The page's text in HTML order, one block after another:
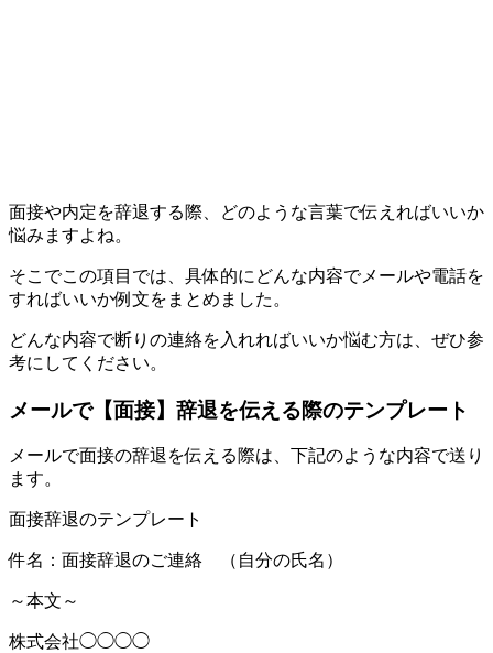
面接や内定を辞退する際、どのような言葉で伝えればいいか
悩みますよね。
そこでこの項目では、具体的にどんな内容でメールや電話を
すればいいか例文をまとめました。
どんな内容で断りの連絡を入れればいいか悩む方は、ぜひ参
考にしてください。
メールで【面接】辞退を伝える際のテンプレート
メールで面接の辞退を伝える際は、下記のような内容で送り
ます。
面接辞退のテンプレート
件名：面接辞退のご連絡 （自分の氏名）
～本文～
株式会社◯◯◯◯